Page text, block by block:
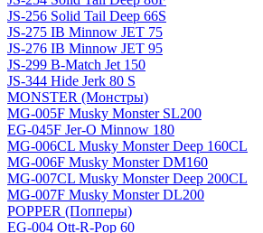
JS-256 Solid Tail Deep 66S
JS-275 IB Minnow JET 75
JS-276 IB Minnow JET 95
JS-299 B-Match Jet 150
JS-344 Hide Jerk 80 S
MONSTER (Монстры)
MG-005F Musky Monster SL200
EG-045F Jer-O Minnow 180
MG-006CL Musky Monster Deep 160CL
MG-006F Musky Monster DM160
MG-007CL Musky Monster Deep 200CL
MG-007F Musky Monster DL200
POPPER (Попперы)
EG-004 Ott-R-Pop 60